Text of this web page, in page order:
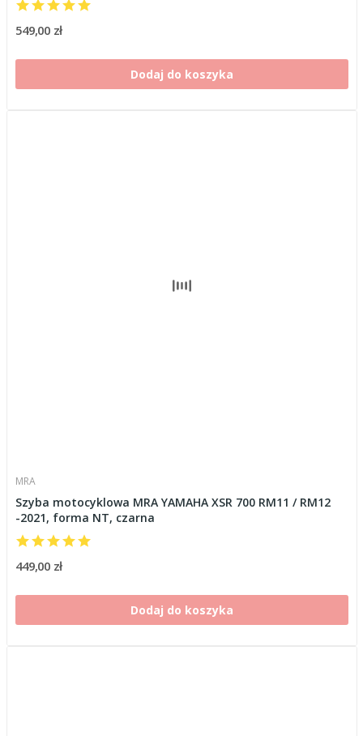
549,00 zł
Dodaj do koszyka
MRA
Szyba motocyklowa MRA YAMAHA XSR 700 RM11 / RM12
-2021, forma NT, czarna
449,00 zł
Dodaj do koszyka